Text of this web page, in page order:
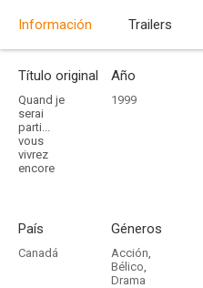
Información Trailers
Título original
Quand je
serai
parti...
vous
vivrez
encore
Año
1999
País
Canadá
Géneros
Acción,
Bélico,
Drama